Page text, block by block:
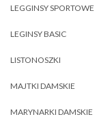
LEGGINSY SPORTOWE
LEGINSY BASIC
LISTONOSZKI
MAJTKI DAMSKIE
MARYNARKI DAMSKIE